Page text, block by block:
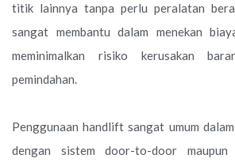
titik lainnya tanpa perlu peralatan
sangat membantu dalam menekan
meminimalkan risiko kerusakan
pemindahan.
Penggunaan handlift sangat umum dalam
dengan sistem door-to-door